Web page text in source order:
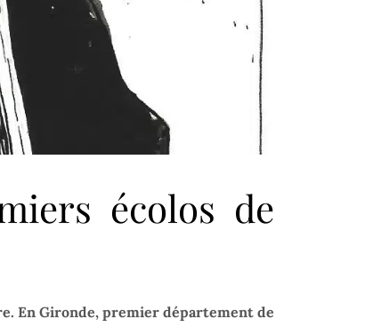
écolos de
En Gironde, premier département de